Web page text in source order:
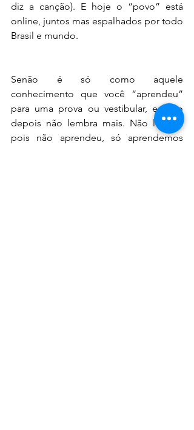
diz a canção). E hoje o “povo” está
online, juntos mas espalhados por todo
Brasil e mundo.
Senão é só como aquele
conhecimento que você “aprendeu”
para uma prova ou vestibular, e logo
depois não lembra mais. Não lembra
pois não aprendeu, só aprendemos